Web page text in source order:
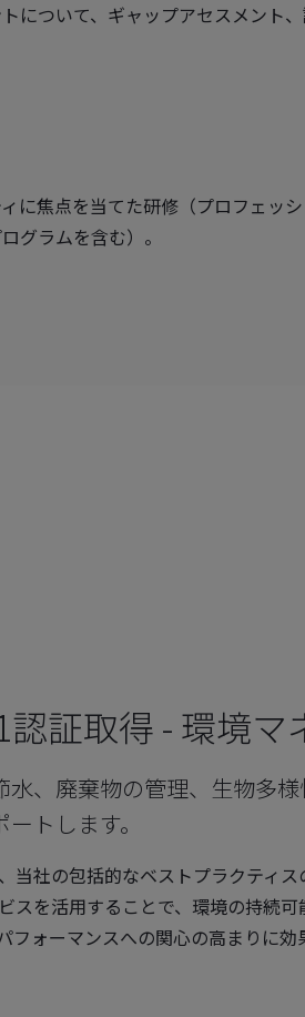
について、ギャップアセスメント
に焦点を当てた研修（プロフェッ
グラムを含む）。
認証取得 - 環境マ
水、廃棄物の管理、生物多
トします。
当社の包括的なベストプラクティ
スを活用することで、環境の持続
フォーマンスへの関心の高まりに効